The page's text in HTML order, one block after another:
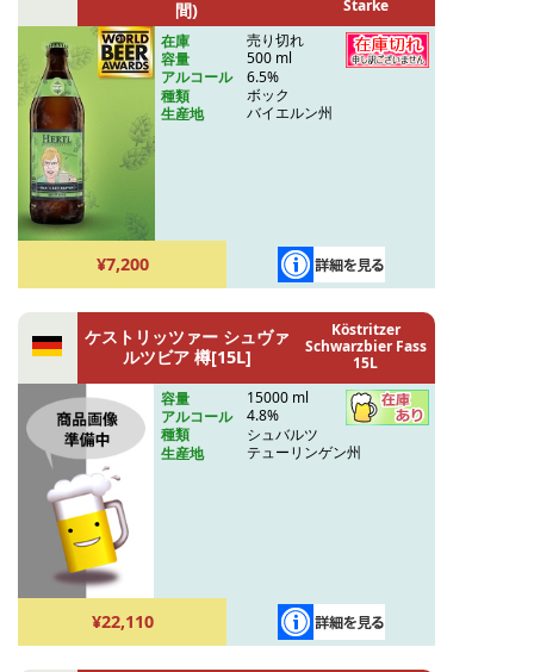
間)
Starke
在庫
売り切れ
容量
500 ml
アルコール
6.5%
種類
ボック
生産地
バイエルン州
¥7,200
ケストリッツァー シュヴァ
ルツビア 樽[15L]
Köstritzer
Schwarzbier Fass
15L
容量
15000 ml
アルコール
4.8%
種類
シュバルツ
生産地
テューリンゲン州
¥22,110